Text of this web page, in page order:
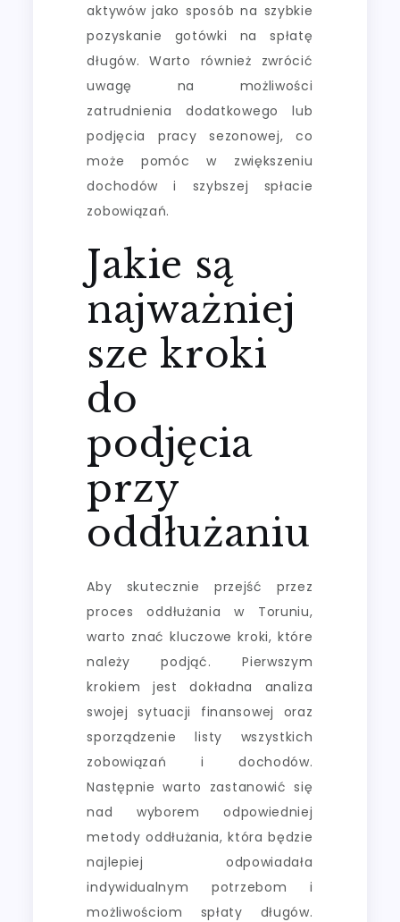
aktywów jako sposób na szybkie
pozyskanie gotówki na spłatę
długów. Warto również zwrócić
uwagę na możliwości
zatrudnienia dodatkowego lub
podjęcia pracy sezonowej, co
może pomóc w zwiększeniu
dochodów i szybszej spłacie
zobowiązań.
Jakie są
najważniej
sze kroki
do
podjęcia
przy
oddłużaniu
Aby skutecznie przejść przez
proces oddłużania w Toruniu,
warto znać kluczowe kroki, które
należy podjąć. Pierwszym
krokiem jest dokładna analiza
swojej sytuacji finansowej oraz
sporządzenie listy wszystkich
zobowiązań i dochodów.
Następnie warto zastanowić się
nad wyborem odpowiedniej
metody oddłużania, która będzie
najlepiej odpowiadała
indywidualnym potrzebom i
możliwościom spłaty długów.